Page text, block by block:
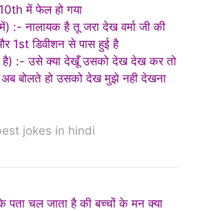
में फेल हो गया
:- नालायक है तू जरा देख वर्मा जी की
1st डिवीशन से पास हुई है
है) :- उसे क्या देखूँ उसको देख देख कर तो
बोलते हो उसको देख मुझे नही देखना
jokes in hindi
चल जाता है की बच्चों के मन क्या